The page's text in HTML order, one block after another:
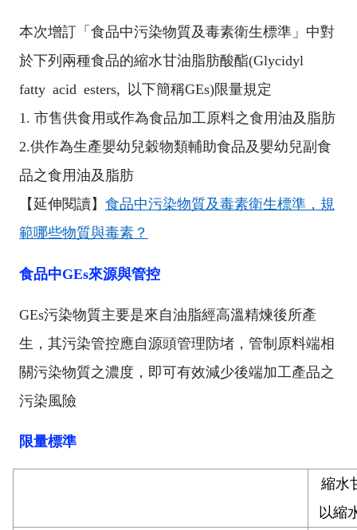
本次增訂「食品中污染物質及毒素衛生標準」中對
於下列兩種食品的縮水甘油脂肪酸酯(Glycidyl
fatty acid esters, 以下簡稱GEs)限量規定
1. 市售供食用或作為食品加工原料之食用油及脂肪
2.供作為生產嬰幼兒穀物類輔助食品及嬰幼兒副食
品之食用油及脂肪
【延伸閱讀】 食品中污染物質及毒素衛生標準，規
範哪些物質與毒素？
食品中GEs來源與管控
GEs污染物質主要是來自油脂經高溫精煉後所產
生，其污染管控應自源頭管理防堵，管制原料端相
關污染物質之濃度，即可有效減少後端加工產品之
污染風險
限量標準
縮水
以縮